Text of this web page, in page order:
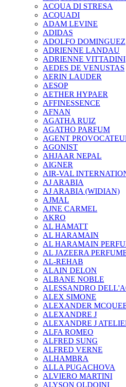
ACQUA DI STRESA
ACQUADI
ADAM LEVINE
ADIDAS
ADOLFO DOMINGUEZ
ADRIENNE LANDAU
ADRIENNE VITTADINI
AEDES DE VENUSTAS
AERIN LAUDER
AESOP
AETHER HYPAER
AFFINESSENCE
AFNAN
AGATHA RUIZ
AGATHO PARFUM
AGENT
AGONIST
AHJAAR NEPAL
AIGNER
AIR-VAL
AJ ARABIA
AJ ARABIA (WIDIAN)
AJMAL
AJNE CARMEL
AKRO
AL HAMATT
AL HARAMAIN
AL HARAMAIN
AL JAZEERA
AL-REHAB
ALAIN DELON
ALBANE NOBLE
ALESSANDRO
ALEX SIMONE
ALEXANDER
ALEXANDRE J
ALEXANDRE J
ALFA ROMEO
ALFRED SUNG
ALFRED VERNE
ALHAMBRA
ALLA PUGACHOVA
ALVIERO MARTINI
ALYSON OLDOINI